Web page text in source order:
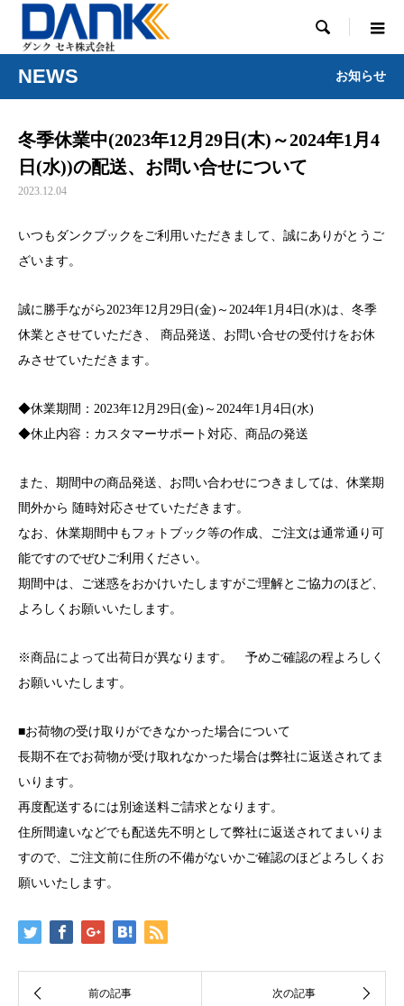

NEWS お知らせ
冬季休業中(2023年12月29日(木)～2024年1月4
日(水))の配送、お問い合せについて
2023.12.04
いつもダンクブックをご利用いただきまして、誠にありがとうご
ざいます。
誠に勝手ながら2023年12月29日(金)～2024年1月4日(水)は、冬季
休業とさせていただき、 商品発送、お問い合せの受付けをお休
みさせていただきます。
◆休業期間：2023年12月29日(金)～2024年1月4日(水)
◆休止内容：カスタマーサポート対応、商品の発送
また、期間中の商品発送、お問い合わせにつきましては、休業期
間外から 随時対応させていただきます。
なお、休業期間中もフォトブック等の作成、ご注文は通常通り可
能ですのでぜひご利用ください。
期間中は、ご迷惑をおかけいたしますがご理解とご協力のほど、
よろしくお願いいたします。
※商品によって出荷日が異なります。 予めご確認の程よろしく
お願いいたします。
■お荷物の受け取りができなかった場合について
長期不在でお荷物が受け取れなかった場合は弊社に返送されてま
いります。
再度配送するには別途送料ご請求となります。
住所間違いなどでも配送先不明として弊社に返送されてまいりま
すので、ご注文前に住所の不備がないかご確認のほどよろしくお
願いいたします。